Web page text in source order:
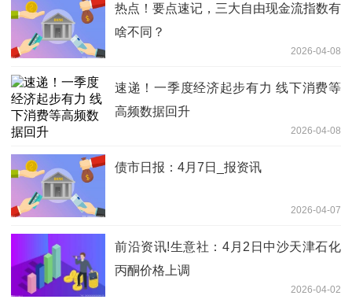
热点！要点速记，三大自由现金流指数有
啥不同？
2026-04-08
速递！一季度经济起步有力 线下消费等
高频数据回升
2026-04-08
债市日报：4月7日_报资讯
2026-04-07
前沿资讯!生意社：4月2日中沙天津石化
丙酮价格上调
2026-04-02